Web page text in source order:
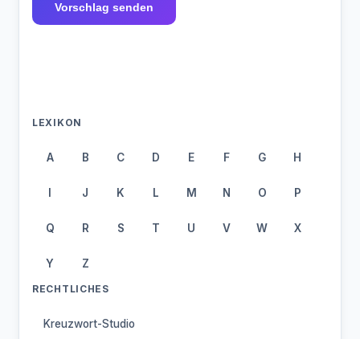
Vorschlag senden
LEXIKON
A B C D E F G H
I J K L M N O P
Q R S T U V W X
Y Z
RECHTLICHES
Kreuzwort-Studio